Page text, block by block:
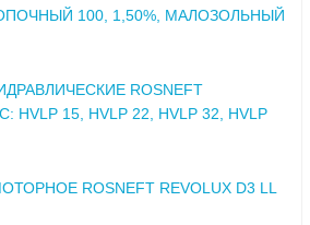
100, 1,50%, МАЛОЗОЛЬНЫЙ
ROSNEFT
HVLP 15, HVLP 22, HVLP 32, HVLP
ROSNEFT REVOLUX D3 LL